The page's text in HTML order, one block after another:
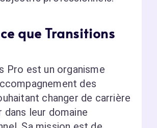
que Transitions
Pro est un organisme
des
changer de carrière
dans leur domaine